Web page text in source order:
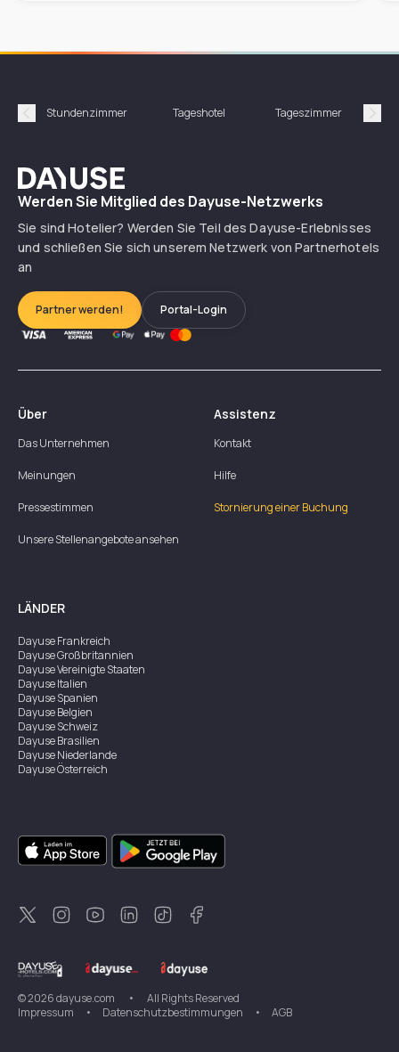
Précédent
Stundenzimmer Tageshotel Tageszimmer
Dayuse
Werden Sie Mitglied des Dayuse-Netzwerks
Sie sind Hotelier? Werden Sie Teil des Dayuse-Erlebnisses
und schließen Sie sich unserem Netzwerk von Partnerhotels
an
Partner werden! Portal-Login
Über
Das Unternehmen
Meinungen
Pressestimmen
Unsere Stellenangebote ansehen
Assistenz
Kontakt
Hilfe
Stornierung einer Buchung
LÄNDER
DayuseFrankreich
DayuseGroßbritannien
DayuseVereinigte Staaten
DayuseItalien
DayuseSpanien
DayuseBelgien
DayuseSchweiz
DayuseBrasilien
DayuseNiederlande
DayuseÖsterreich
DayuseSingapur
DayuseZweden
DayuseThailand
DayuseNeuseeland
DayuseTürkei
©2026dayuse.com •
All Rights Reserved
Impressum
• Datenschutzbestimmungen • AGB